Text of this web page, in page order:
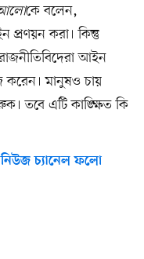
কে বলেন,
প্রণয়ন করা। কিন্তু
আইন
করেন। মানুষও চায়
তবে এটি কাঙ্ক্ষিত কি
চ্যানেল ফলো